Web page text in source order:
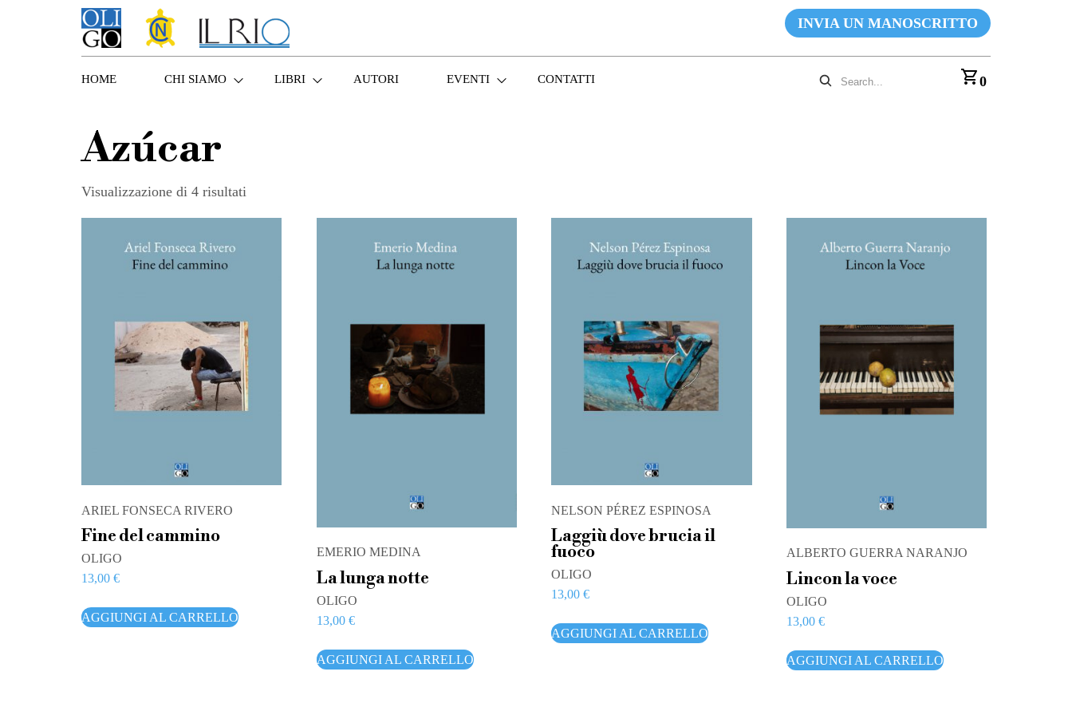
INVIA UN MANOSCRITTO
HOME CHI SIAMO LIBRI AUTORI EVENTI CONTATTI 0
Azúcar
Visualizzazione di 4 risultati
ARIEL FONSECA RIVERO
Fine del cammino
OLIGO
13,00 €
AGGIUNGI AL CARRELLO
EMERIO MEDINA
La lunga notte
OLIGO
13,00 €
AGGIUNGI AL CARRELLO
NELSON PÉREZ ESPINOSA
Laggiù dove brucia il
fuoco
OLIGO
13,00€
AGGIUNGI AL CARRELLO
ALBERTO GUERRA NARANJO
Lincon la voce
OLIGO
13,00€
AGGIUNGI AL CARRELLO